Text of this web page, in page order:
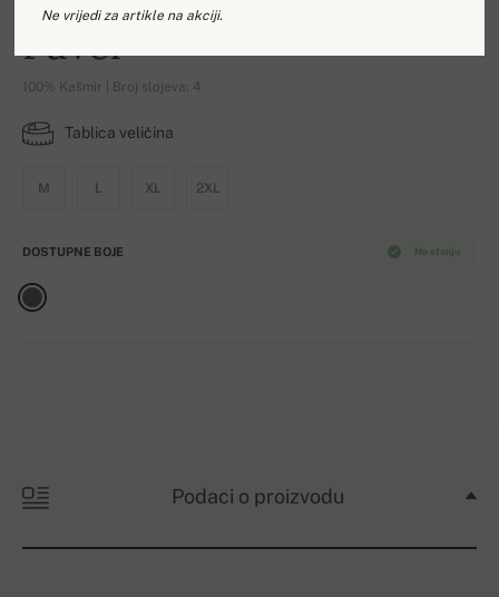
Pavel
100% Kašmir | Broj slojeva: 4
Tablica veličina
M L XL 2XL
Na stanju
DOSTUPNE BOJE
Podaci o proizvodu
Ne vrijedi za artikle na akciji.